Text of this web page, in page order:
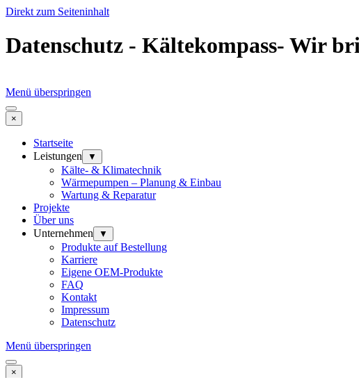
Direkt zum Seiteninhalt
Datenschutz - Kältekompass- Wir
Menü überspringen
×
Startseite
Leistungen
▼
Kälte- & Klimatechnik
Wärmepumpen – Planung & Einbau
Wartung & Reparatur
Projekte
Über uns
Unternehmen
▼
Produkte auf Bestellung
Karriere
Eigene OEM-Produkte
FAQ
Kontakt
Impressum
Datenschutz
Menü überspringen
×